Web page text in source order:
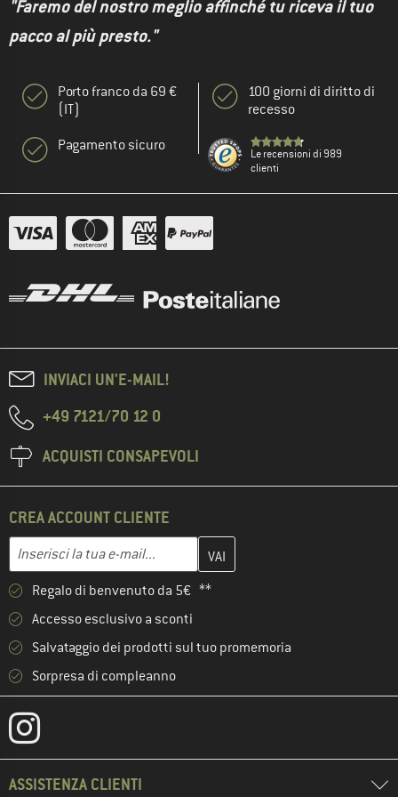
"Faremo del nostro meglio affinché tu riceva il tuo
pacco al più presto."
Porto franco da 69 €
(IT)
Pagamento sicuro
100 giorni di diritto di
recesso
Le recensioni di 989
clienti
INVIACI UN'E-MAIL!
+49 7121/70 12 0
ACQUISTI CONSAPEVOLI
CREA ACCOUNT CLIENTE
Indirizzo e-mail
Inserisci qui il tuo indirizzo e-mail e crea il tuo account cliente
Regalo di benvenuto da 5€ **
Accesso esclusivo a sconti
Salvataggio dei prodotti sul tuo promemoria
Sorpresa di compleanno
ASSISTENZA CLIENTI